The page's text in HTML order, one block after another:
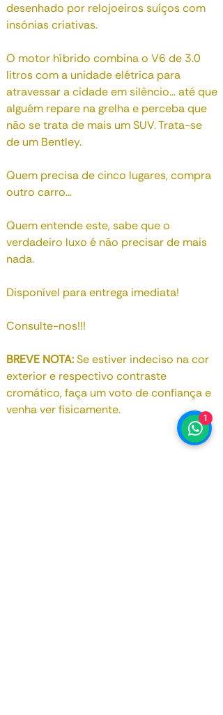
desenhado por relojoeiros suíços com
insónias criativas.
O motor híbrido combina o V6 de 3.0
litros com a unidade elétrica para
atravessar a cidade em silêncio… até que
alguém repare na grelha e perceba que
não se trata de mais um SUV. Trata-se
de um Bentley.
Quem precisa de cinco lugares, compra
outro carro...
Quem entende este, sabe que o
verdadeiro luxo é não precisar de mais
nada.
Disponível para entrega imediata!
Consulte-nos!!!
BREVE NOTA:Se estiver indeciso na cor
exterior e respectivo contraste
cromático, faça um voto de confiança e
venha ver fisicamente.
1